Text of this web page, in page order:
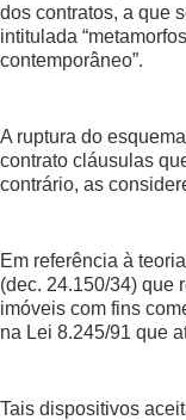
dos contratos, a que
intitulada
contemporâneo”.
A ruptura do
contrato cláusulas
contrário, as
Em referência à
(dec. 24.150/34) que
imóveis com fins
na Lei 8.245/91 que
Tais dispositivos